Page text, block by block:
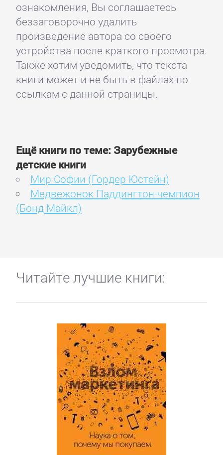
ознакомления, Вы соглашаетесь
беззаговорочно удалить
произведение автора со своего
устройства после краткого просмотра.
Также хотим уведомить, что текста
книги может и не быть в файлах по
ссылкам с данной страницы.
Ещё книги по теме: Зарубежные
детские книги
Мир Софии (Гордер Юстейн)
Медвежонок Паддингтон-чемпион
(Бонд Майкл)
Читайте лучшие книги: